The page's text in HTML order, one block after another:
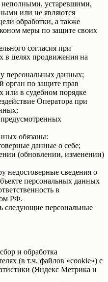
неполными, устаревшими,
или не являются
обработки, а также
меры по защите своих
согласия при
в целях продвижения на
персональных данных;
орган по защите прав
или в судебном порядке
Оператора при
обязаны:
данные о себе;
(обновлении, изменении)
недостоверные сведения о
персональных данных
в
РФ.
следующие персональные
и обработка
(в т.ч. файлов «cookie») с
(Яндекс Метрика и